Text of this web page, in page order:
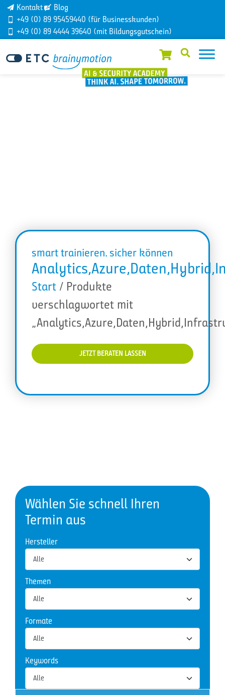
Kontakt
Blog
+49 (0) 89 95459440 (für Businesskunden)
+49 (0) 89 4444 39640 (mit Bildungsgutschein)
smart trainieren. sicher können
Start / Produkte
verschlagwortet mit
JETZT BERATEN LASSEN
Wählen Sie schnell Ihren
Termin aus
Hersteller
Themen
Formate
Keywords